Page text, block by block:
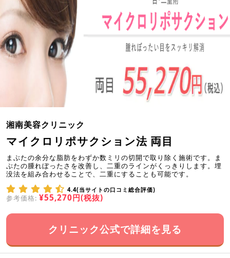
湘南美容クリニック
マイクロリポサクション法 両目
まぶたの余分な脂肪をわずか数ミリの切開で取り除く施術です。ま
ぶたの腫れぼったさを改善し、二重のラインがくっきりします。埋
没法を組み合わせることで、二重にすることも可能です。
4.4(当サイトの口コミ総合評価)
参考価格: ¥55,270円(税抜)
クリニック公式で詳細を見る